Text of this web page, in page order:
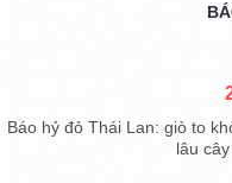
Báo hỷ đỏ Thái Lan: giò to
lâu cây